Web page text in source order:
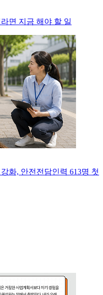
면 지금 해야 할 일
화, 안전전담인력 613명 첫